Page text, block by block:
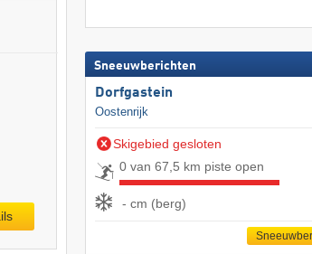
Sneeuwberichten
Dorfgastein
Oostenrijk
Skigebied gesloten
0 van 67,5 km piste open
- cm (berg)